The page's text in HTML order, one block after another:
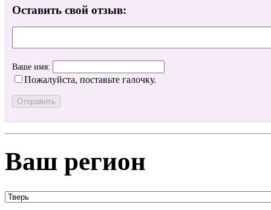
Оставить свой отзыв:
Ваше имя:
Пожалуйста, поставьте галочку.
Ваш регион